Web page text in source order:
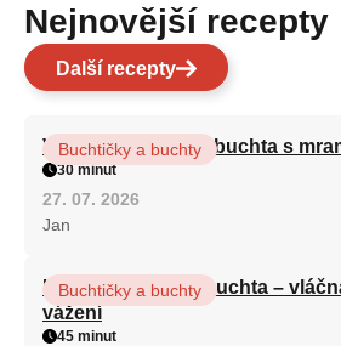
Nejnovější recepty
Další recepty
Vláčná olejová litá buchta s
Buchtičky a buchty
30 minut
27. 07. 2026
Jan
Hrnková maková buchta –
vážení
Buchtičky a buchty
45 minut